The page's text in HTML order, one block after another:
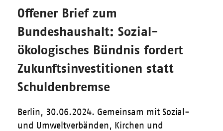
Offener Brief zum
Bundeshaushalt: Sozial-
ökologisches Bündnis fordert
Zukunftsinvestitionen statt
Schuldenbremse
Berlin, 30.06.2024. Gemeinsam mit Sozial-
und Umweltverbänden, Kirchen und